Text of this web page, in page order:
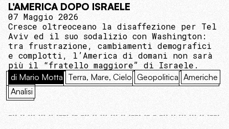
L'AMERICA DOPO ISRAELE
07 Maggio 2026
Cresce oltreoceano la disaffezione per Tel
Aviv ed il suo sodalizio con Washington:
tra frustrazione, cambiamenti demografici
e complotti, l’America di domani non sarà
più il “fratello maggiore” di Israele.
di Mario Motta Terra, Mare, Cielo Geopolitica Americhe
Analisi